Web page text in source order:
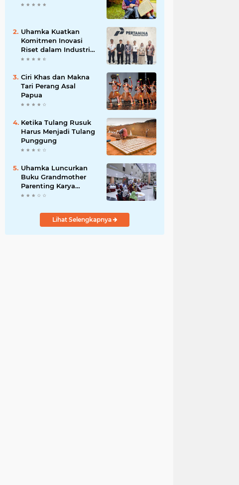
Uhamka Kuatkan
Komitmen Inovasi
Riset dalam Industri
dengan PT. Pertamina
Ciri Khas dan Makna
Tari Perang Asal
Papua
Ketika Tulang Rusuk
Harus Menjadi Tulang
Punggung
Uhamka Luncurkan
Buku Grandmother
Parenting Karya
Chandrawaty
Lihat Selengkapnya